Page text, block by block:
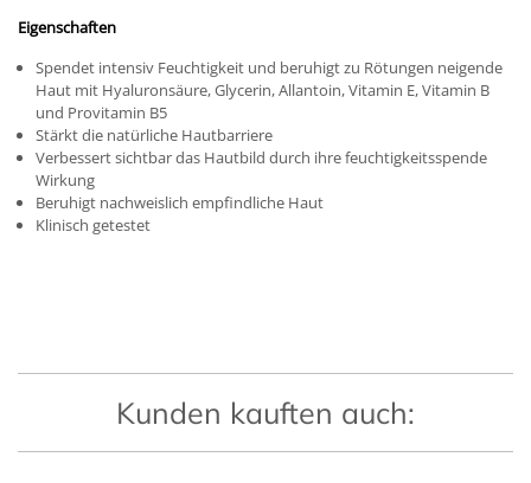
Eigenschaften
Spendet intensiv Feuchtigkeit und beruhigt zu Rötungen neigende
Haut mit Hyaluronsäure, Glycerin, Allantoin, Vitamin E, Vitamin B
und Provitamin B5
Stärkt die natürliche Hautbarriere
Verbessert sichtbar das Hautbild durch ihre feuchtigkeitsspende
Wirkung
Beruhigt nachweislich empfindliche Haut
Klinisch getestet
Kunden kauften auch: